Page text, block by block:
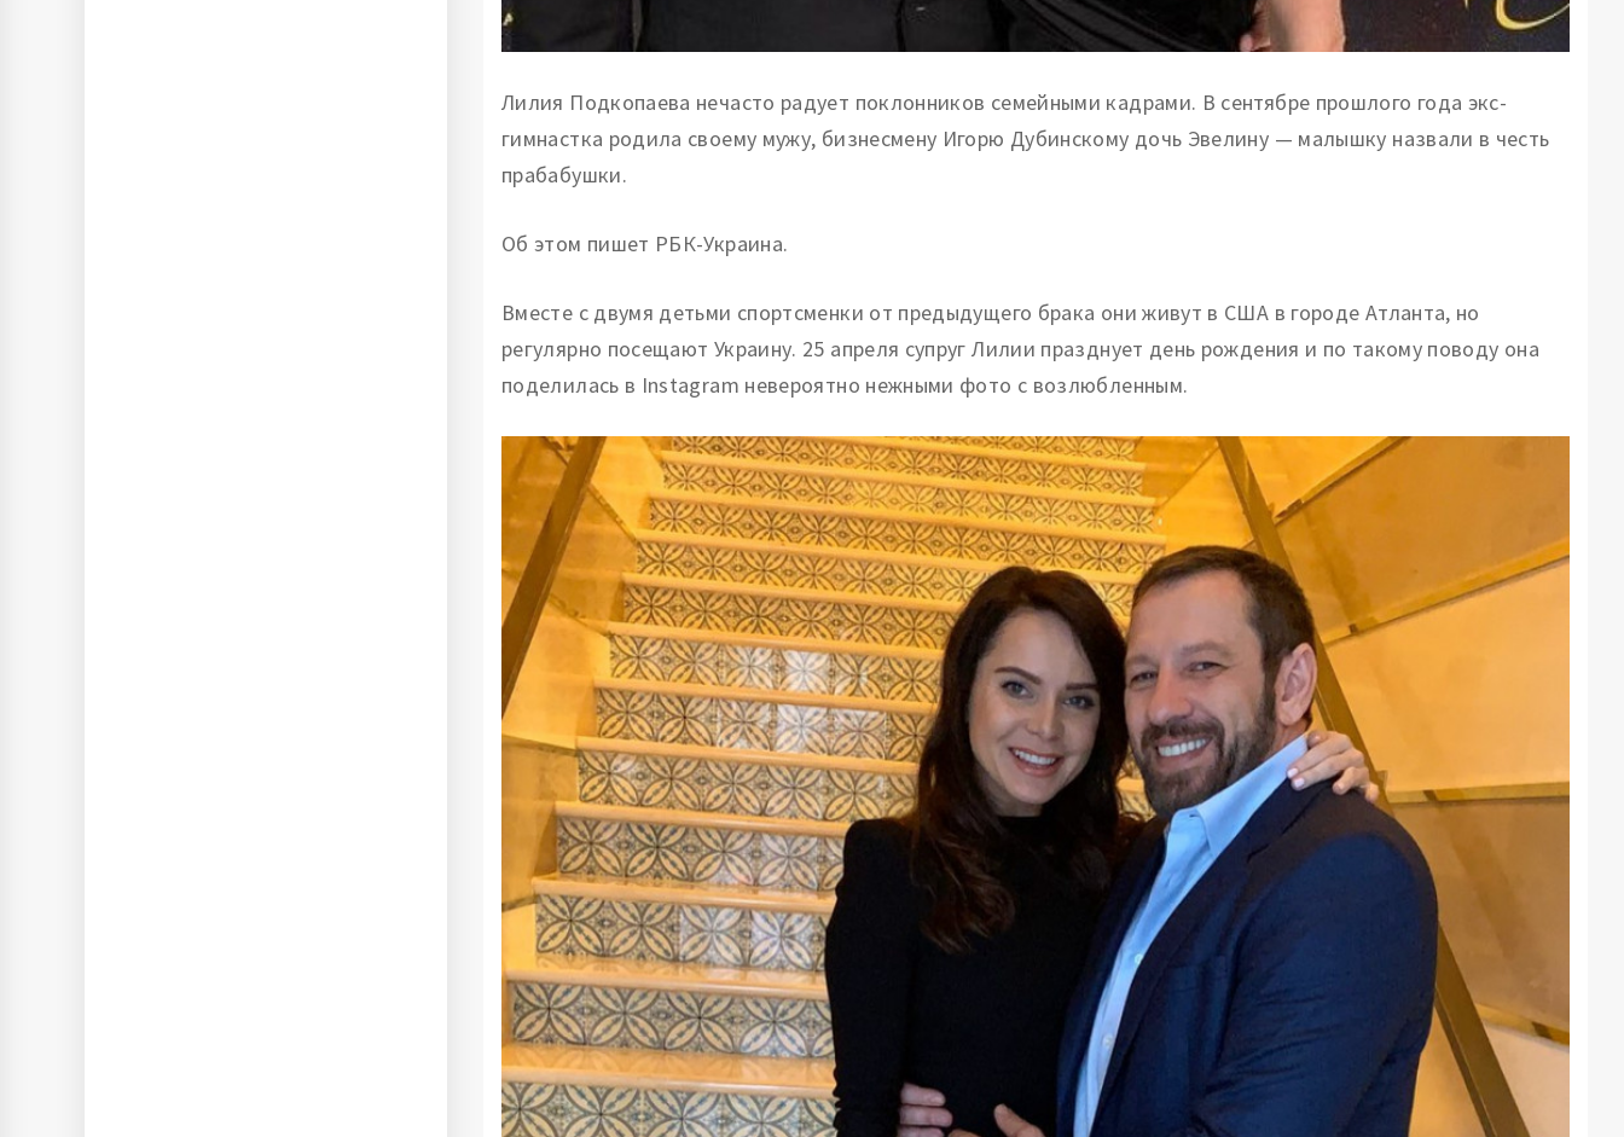
Лилия Подкопаева нечасто радует поклонников семейными кадрами. В сентябре прошлого года экс-
гимнастка родила своему мужу, бизнесмену Игорю Дубинскому дочь Эвелину — малышку назвали в честь
прабабушки.
Об этом пишет РБК-Украина.
Вместе с двумя детьми спортсменки от предыдущего брака они живут в США в городе Атланта, но
регулярно посещают Украину. 25 апреля супруг Лилии празднует день рождения и по такому поводу она
поделилась в Instagram невероятно нежными фото с возлюбленным.